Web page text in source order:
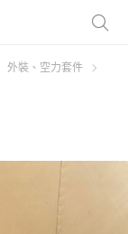
外裝、空力套件